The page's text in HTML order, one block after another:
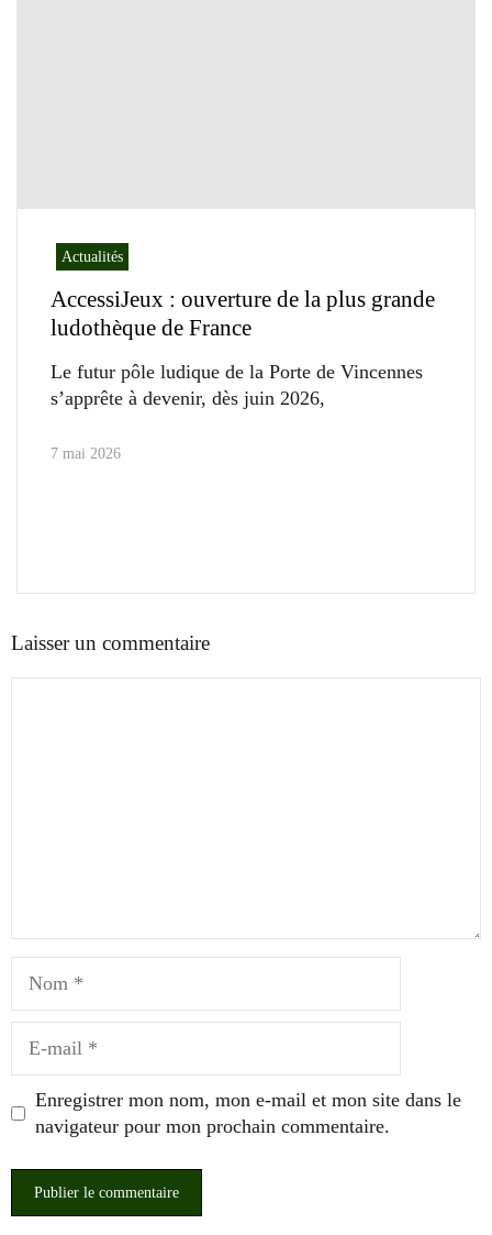
Actualités
AccessiJeux : ouverture de la plus grande
ludothèque de France
Le futur pôle ludique de la Porte de Vincennes
s’apprête à devenir, dès juin 2026,
7 mai 2026
Laisser un commentaire
mail
Enregistrer mon nom, mon e-mail et mon site dans le
navigateur pour mon prochain commentaire.